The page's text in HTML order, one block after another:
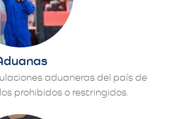
aduaneras del país de
prohibidos o restringidos.